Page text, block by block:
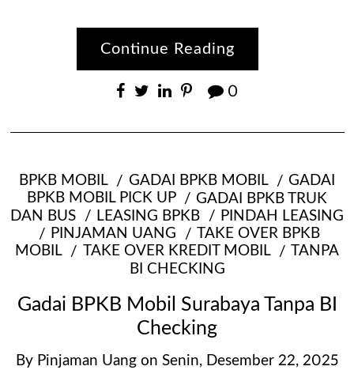
Continue Reading
0
BPKB MOBIL GADAI BPKB MOBIL
GADAI
BPKB MOBIL PICK UP
GADAI BPKB TRUK
DAN BUS
LEASING BPKB
PINDAH LEASING
PINJAMAN UANG
TAKE OVER BPKB
MOBIL
TAKE OVER KREDIT MOBIL
TANPA
BI CHECKING
Gadai BPKB Mobil Surabaya Tanpa BI
Checking
By Pinjaman Uang on Senin, Desember 22, 2025